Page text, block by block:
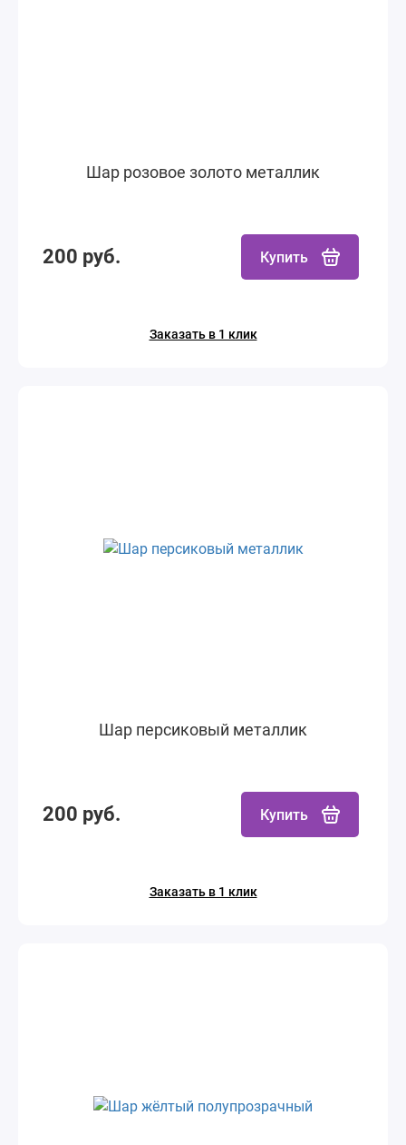
Шар розовое золото металлик
200 руб. Купить
Заказать в 1 клик
Шар персиковый металлик
200 руб. Купить
Заказать в 1 клик